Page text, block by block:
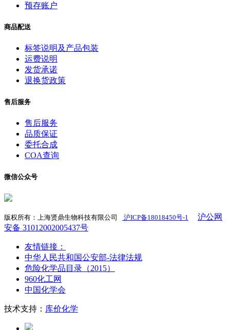
预存账户
商品配送
标签说明及产品包装
运费说明
发货承诺
退换货政策
售后服务
售后服务
品质保证
委托合成
COA查询
微信公众号
版权所有：上海贤鼎生物科技有限公司 沪ICP备18018450号-1
沪公网
安备 31012002005437号
友情链接：
中华人民共和国公安部-法律法规
危险化学品目录（2015）
960化工网
中国化学会
技术支持： 库价化学